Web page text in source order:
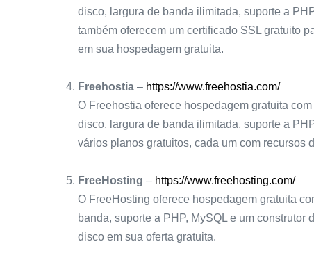
disco, largura de banda ilimitada, suporte a
também oferecem um certificado SSL gratuito
em sua hospedagem gratuita.
Freehostia – https://www.freehostia.com/
O Freehostia oferece hospedagem gratuita
disco, largura de banda ilimitada, suporte a
vários planos gratuitos, cada um com recursos
FreeHosting – https://www.freehosting.com/
O FreeHosting oferece hospedagem gratuita
banda, suporte a PHP, MySQL e um
disco em sua oferta gratuita.